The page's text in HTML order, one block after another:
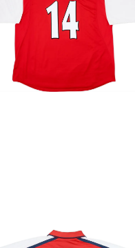
359.99£ · ca. €425
Trikot kaufen
2000-02 Arsenal Home Shirt